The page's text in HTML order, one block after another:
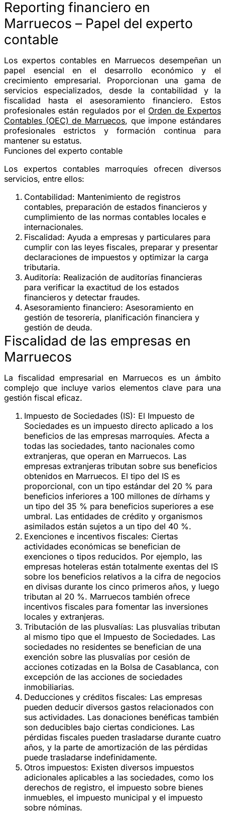
Reporting financiero en
Marruecos – Papel del experto
contable
Los expertos contables en Marruecos desempeñan un
papel esencial en el desarrollo económico y el
crecimiento empresarial. Proporcionan una gama de
servicios especializados, desde la contabilidad y la
fiscalidad hasta el asesoramiento financiero. Estos
profesionales están regulados por el Orden de Expertos
Contables (OEC) de Marruecos, que impone estándares
profesionales estrictos y formación continua para
mantener su estatus.
Funciones del experto contable
Los expertos contables marroquíes ofrecen diversos
servicios, entre ellos:
Contabilidad: Mantenimiento de registros
contables, preparación de estados financieros y
cumplimiento de las normas contables locales e
internacionales.
Fiscalidad: Ayuda a empresas y particulares para
cumplir con las leyes fiscales, preparar y presentar
declaraciones de impuestos y optimizar la carga
tributaria.
Auditoría: Realización de auditorías financieras
para verificar la exactitud de los estados
financieros y detectar fraudes.
Asesoramiento financiero: Asesoramiento en
gestión de tesorería, planificación financiera y
gestión de deuda.
Fiscalidad de las empresas en
Marruecos
La fiscalidad empresarial en Marruecos es un ámbito
complejo que incluye varios elementos clave para una
gestión fiscal eficaz.
Impuesto de Sociedades (IS): El Impuesto de
Sociedades es un impuesto directo aplicado a los
beneficios de las empresas marroquíes. Afecta a
todas las sociedades, tanto nacionales como
extranjeras, que operan en Marruecos. Las
empresas extranjeras tributan sobre sus beneficios
obtenidos en Marruecos. El tipo del IS es
proporcional, con un tipo estándar del 20 % para
beneficios inferiores a 100 millones de dírhams y
un tipo del 35 % para beneficios superiores a ese
umbral. Las entidades de crédito y organismos
asimilados están sujetos a un tipo del 40 %.
Exenciones e incentivos fiscales: Ciertas
actividades económicas se benefician de
exenciones o tipos reducidos. Por ejemplo, las
empresas hoteleras están totalmente exentas del IS
sobre los beneficios relativos a la cifra de negocios
en divisas durante los cinco primeros años, y luego
tributan al 20 %. Marruecos también ofrece
incentivos fiscales para fomentar las inversiones
locales y extranjeras.
Tributación de las plusvalías: Las plusvalías tributan
al mismo tipo que el Impuesto de Sociedades. Las
sociedades no residentes se benefician de una
exención sobre las plusvalías por cesión de
acciones cotizadas en la Bolsa de Casablanca, con
excepción de las acciones de sociedades
inmobiliarias.
Deducciones y créditos fiscales: Las empresas
pueden deducir diversos gastos relacionados con
sus actividades. Las donaciones benéficas también
son deducibles bajo ciertas condiciones. Las
pérdidas fiscales pueden trasladarse durante cuatro
años, y la parte de amortización de las pérdidas
puede trasladarse indefinidamente.
Otros impuestos: Existen diversos impuestos
adicionales aplicables a las sociedades, como los
derechos de registro, el impuesto sobre bienes
inmuebles, el impuesto municipal y el impuesto
sobre nóminas.